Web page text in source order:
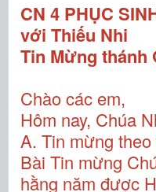
CN 4 PHỤC
với Thiếu Nhi
Tin Mừng thánh
Chào các em,
Hôm nay, Chúa
A. Tin mừng
Bài Tin mừng
hằng năm được